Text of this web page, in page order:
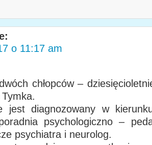
o 11:17 am
chłopców –
jest diagnozowany w
psychologiczno –
psychiatra i neurolog.